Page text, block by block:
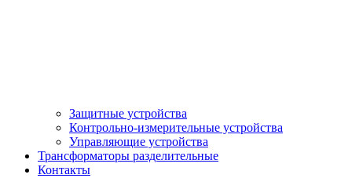
Защитные устройства
Контрольно-измерительные устройства
Управляющие устройства
Трансформаторы разделительные
Контакты